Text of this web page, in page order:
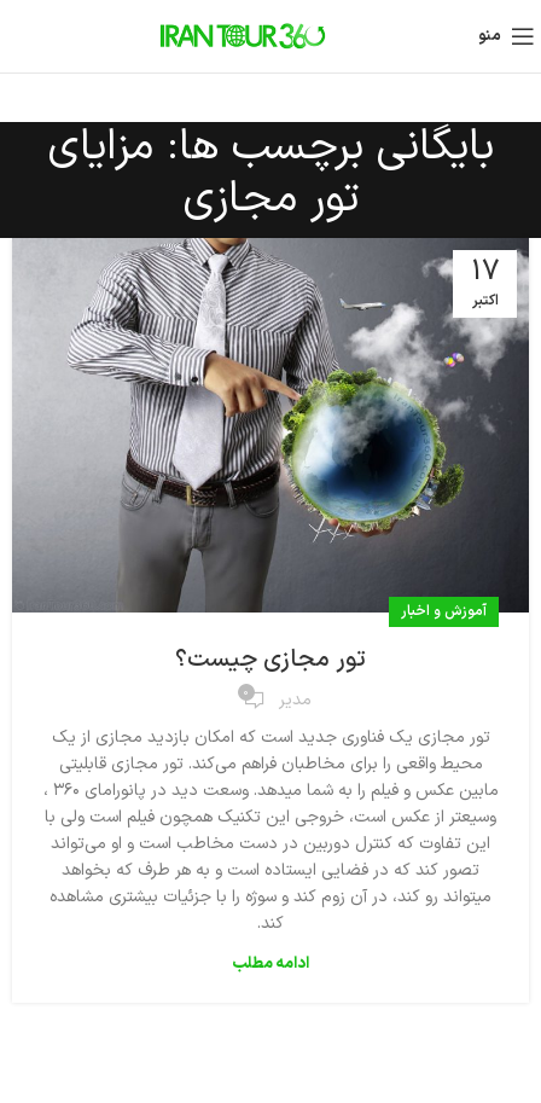
منو
بایگانی برچسب ها: مزایای
تور مجازی
17
اکتبر
آموزش و اخبار
تور مجازی چیست؟
مدیر 0
تور مجازی یک فناوری جدید است که امکان بازدید مجازی از یک
محیط واقعی را برای مخاطبان فراهم می‌کند. تور مجازی قابلیتی
مابین عکس و فیلم را به شما میدهد. وسعت دید در پانورامای ۳۶۰ ،
وسیعتر از عکس است، خروجی این تکنیک همچون فیلم است ولی با
این تفاوت که کنترل دوربین در دست مخاطب است و او می‌تواند
تصور کند که در فضایی ایستاده است و به هر طرف که بخواهد
میتواند رو کند، در آن زوم کند و سوژه را با جزئیات بیشتری مشاهده
کند.
ادامه مطلب